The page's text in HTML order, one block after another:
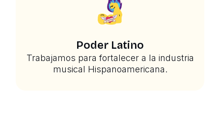
Poder Latino
Trabajamos para fortalecer a la industria
musical Hispanoamericana.